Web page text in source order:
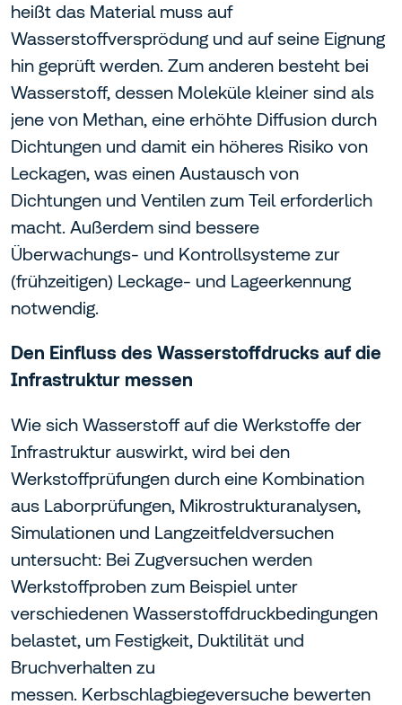
heißt das Material muss auf
Wasserstoffversprödung und auf seine Eignung
hin geprüft werden. Zum anderen besteht bei
Wasserstoff, dessen Moleküle kleiner sind als
jene von Methan, eine erhöhte Diffusion durch
Dichtungen und damit ein höheres Risiko von
Leckagen, was einen Austausch von
Dichtungen und Ventilen zum Teil erforderlich
macht. Außerdem sind bessere
Überwachungs- und Kontrollsysteme zur
(frühzeitigen) Leckage- und Lageerkennung
notwendig.
Den Einfluss des Wasserstoffdrucks auf die
Infrastruktur messen
Wie sich Wasserstoff auf die Werkstoffe der
Infrastruktur auswirkt, wird bei den
Werkstoffprüfungen durch eine Kombination
aus Laborprüfungen, Mikrostrukturanalysen,
Simulationen und Langzeitfeldversuchen
untersucht: Bei Zugversuchen werden
Werkstoffproben zum Beispiel unter
verschiedenen Wasserstoffdruckbedingungen
belastet, um Festigkeit, Duktilität und
Bruchverhalten zu
messen. Kerbschlagbiegeversuche bewerten